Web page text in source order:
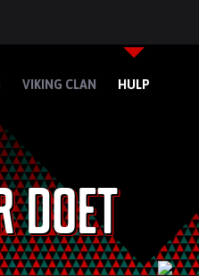
VIKING CLAN HULP
doet